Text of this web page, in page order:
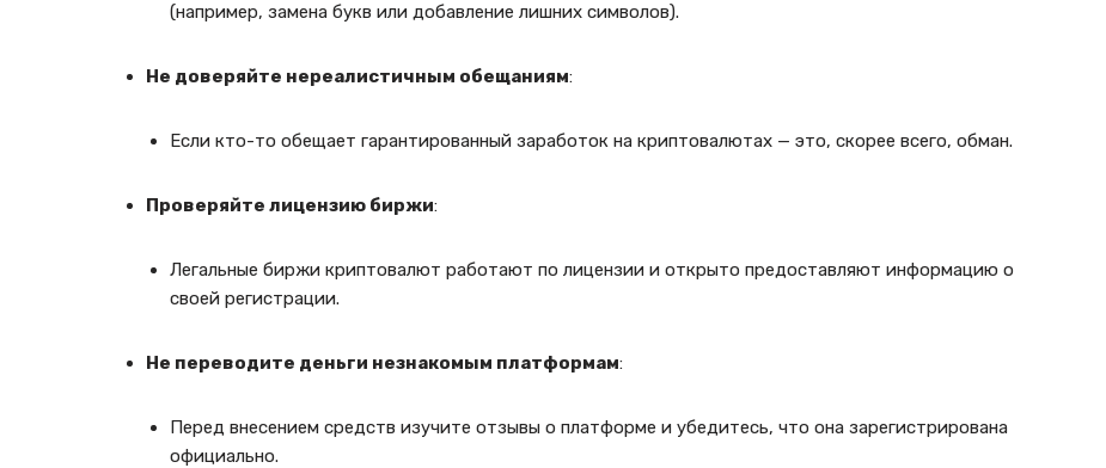
(например, замена букв или добавление лишних символов).
Не доверяйте нереалистичным обещаниям:
Если кто-то обещает гарантированный заработок на криптовалютах — это, скорее всего, обман.
Проверяйте лицензию биржи:
Легальные биржи криптовалют работают по лицензии и открыто предоставляют информацию о
своей регистрации.
Не переводите деньги незнакомым платформам:
Перед внесением средств изучите отзывы о платформе и убедитесь, что она зарегистрирована
официально.